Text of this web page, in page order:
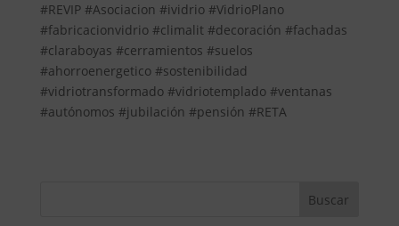
#REVIP #Asociacion #ividrio #VidrioPlano
#fabricacionvidrio #climalit #decoración #fachadas
#claraboyas #cerramientos #suelos
#ahorroenergetico #sostenibilidad
#vidriotransformado #vidriotemplado #ventanas
#autónomos #jubilación #pensión #RETA